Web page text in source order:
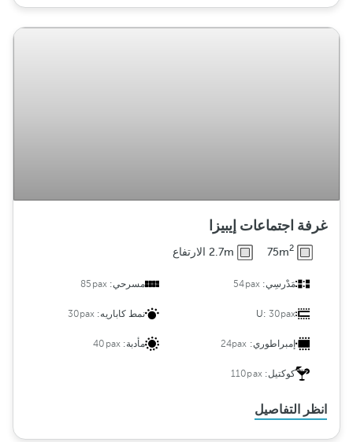
غرفة اجتماعات إيبيزا
75m2 2.7m الارتفاع
مَدْرسِي:54pax مسرحي:85pax
U: 30pax نمط كاباريه: 30pax
إمبراطوري: 24pax مأدبة:40pax
كوكتيل:110pax
انظر التفاصيل